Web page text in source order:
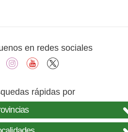
en redes sociales
facebookinstagramyoutube
rápidas por